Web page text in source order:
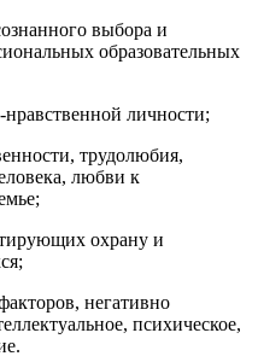
выбора и
образовательных
личности;
трудолюбия,
любви к
охрану и
негативно
психическое,